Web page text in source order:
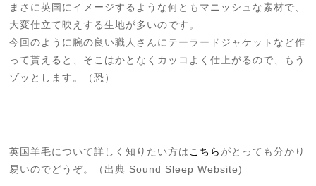
まさに英国にイメージするような何ともマニッシュな素材で、
大変仕立て映えする生地が多いのです。
今回のように腕の良い職人さんにテーラードジャケットなど作
って貰えると、そこはかとなくカッコよく仕上がるので、もう
ゾッとします。（恐）
英国羊毛について詳しく知りたい方は こちら がとっても分かり
易いのでどうぞ。（出典 Sound Sleep Website)